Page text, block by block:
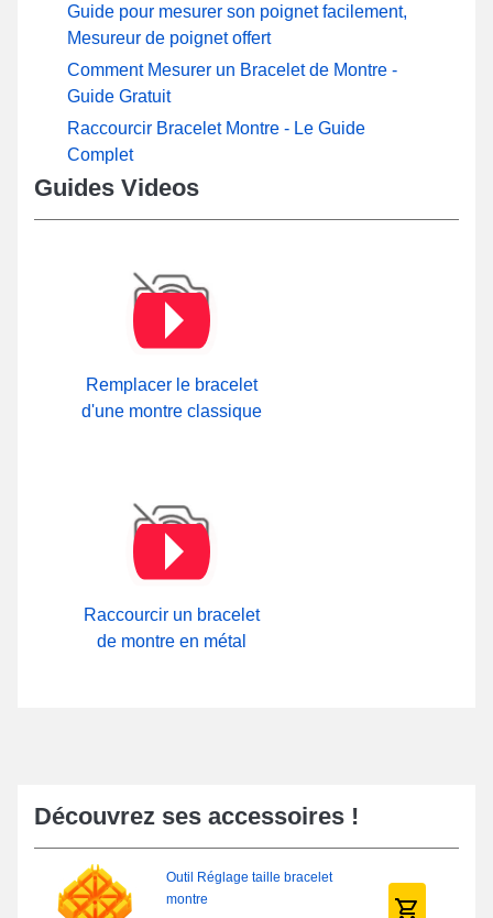
Guide pour mesurer son poignet facilement,
Mesureur de poignet offert
Comment Mesurer un Bracelet de Montre -
Guide Gratuit
Raccourcir Bracelet Montre - Le Guide
Complet
Guides Videos
Remplacer le bracelet
d'une montre classique
Raccourcir un bracelet
de montre en métal
Découvrez ses accessoires !
Outil Réglage taille bracelet
montre